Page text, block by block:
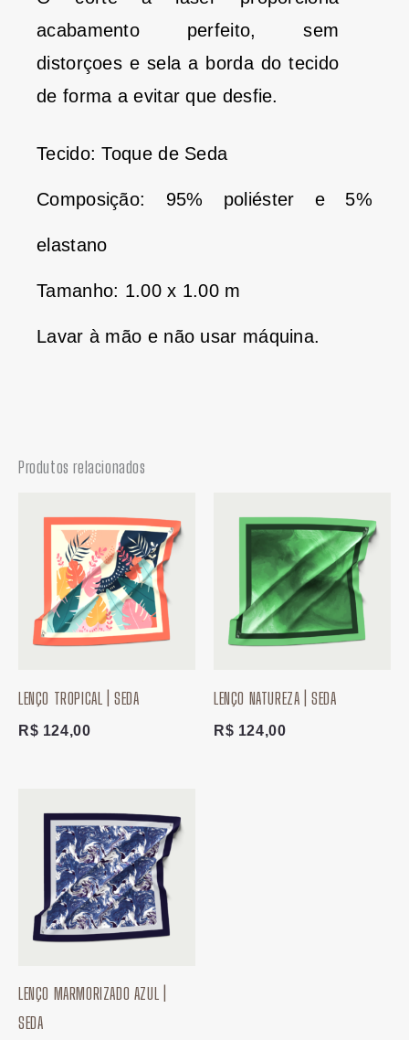
acabamento perfeito, sem
distorçoes e sela a borda do tecido
de forma a evitar que desfie.
Tecido: Toque de Seda
Composição: 95% poliéster e 5%
elastano
Tamanho: 1.00 x 1.00 m
Lavar à mão e não usar máquina.
Produtos relacionados
LENÇO TROPICAL | SEDA
R$ 124,00
LENÇO NATUREZA | SEDA
R$ 124,00
LENÇO MARMORIZADO AZUL |
SEDA